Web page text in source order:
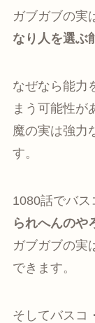
ガブガブの実
なり人を選ぶ
なぜなら能力
まう可能性が
魔の実は強力
す。
1080話でバス
られへんのや
ガブガブの実
できます。
そしてバスコ